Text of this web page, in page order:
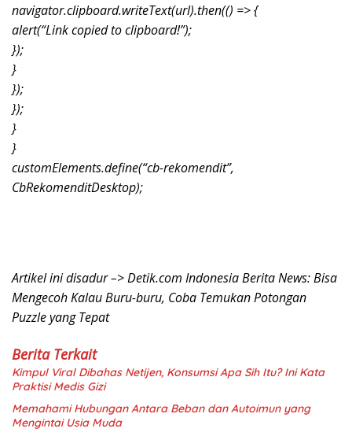
navigator.clipboard.writeText(url).then(() => {
alert(“Link copied to clipboard!”);
});
}
});
});
}
}
customElements.define(“cb-rekomendit”,
CbRekomenditDesktop);
Artikel ini disadur –> Detik.com Indonesia Berita News: Bisa
Mengecoh Kalau Buru-buru, Coba Temukan Potongan
Puzzle yang Tepat
Berita Terkait
Kimpul Viral Dibahas Netijen, Konsumsi Apa Sih Itu? Ini Kata
Praktisi Medis Gizi
Memahami Hubungan Antara Beban dan Autoimun yang
Mengintai Usia Muda